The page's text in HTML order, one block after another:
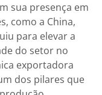
sua presença em
como a China,
para elevar a
do setor no
exportadora
dos pilares que